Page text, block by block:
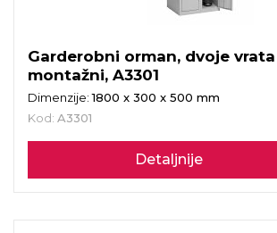
Garderobni orman, dvoje
montažni, A3301
Dimenzije:1800 x 300 x 500 mm
Kod: A3301
Detaljnije